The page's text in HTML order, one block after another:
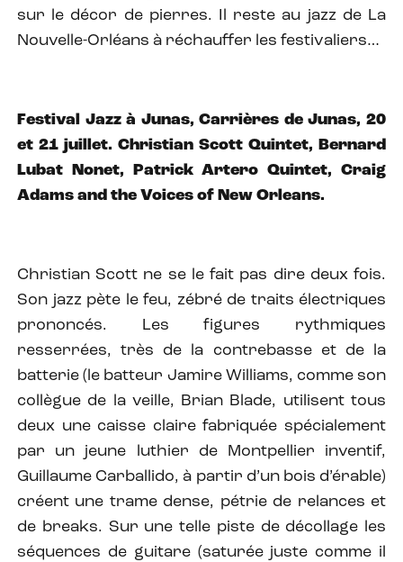
sur le décor de pierres. Il reste au jazz de La
Nouvelle-Orléans à réchauffer les festivaliers…
Festival Jazz à Junas, Carrières de Junas, 20
et 21 juillet. Christian Scott Quintet, Bernard
Lubat Nonet, Patrick Artero Quintet, Craig
Adams and the Voices of New Orleans.
Christian Scott ne se le fait pas dire deux fois.
Son jazz pète le feu, zébré de traits électriques
prononcés. Les figures rythmiques
resserrées, très de la contrebasse et de la
batterie (le batteur Jamire Williams, comme son
collègue de la veille, Brian Blade, utilisent tous
deux une caisse claire fabriquée spécialement
par un jeune luthier de Montpellier inventif,
Guillaume Carballido, à partir d’un bois d’érable)
créent une trame dense, pétrie de relances et
de breaks. Sur une telle piste de décollage les
séquences de guitare (saturée juste comme il